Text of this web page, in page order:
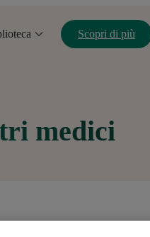
Scopri di più
medici